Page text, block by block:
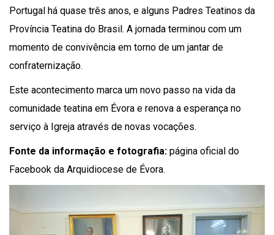
Portugal há quase três anos, e alguns Padres Teatinos da
Província Teatina do Brasil. A jornada terminou com um
momento de convivência em torno de um jantar de
confraternização.
Este acontecimento marca um novo passo na vida da
comunidade teatina em Évora e renova a esperança no
serviço à Igreja através de novas vocações.
Fonte da informação e fotografia: página oficial do
Facebook da Arquidiocese de Évora.